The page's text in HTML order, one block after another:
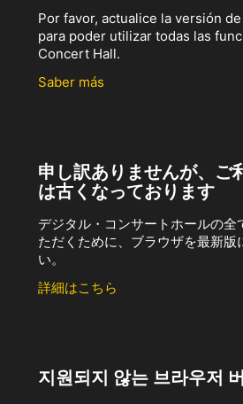
Por favor, actualice la versión
para poder utilizar todas las
Concert Hall.
Saber más
申し訳ありませんが、ご
は古くなっております
デジタル・コンサートホールの全
ただくために、ブラウザを最新版
い。
詳細はこちら
지원되지 않는 브라우저